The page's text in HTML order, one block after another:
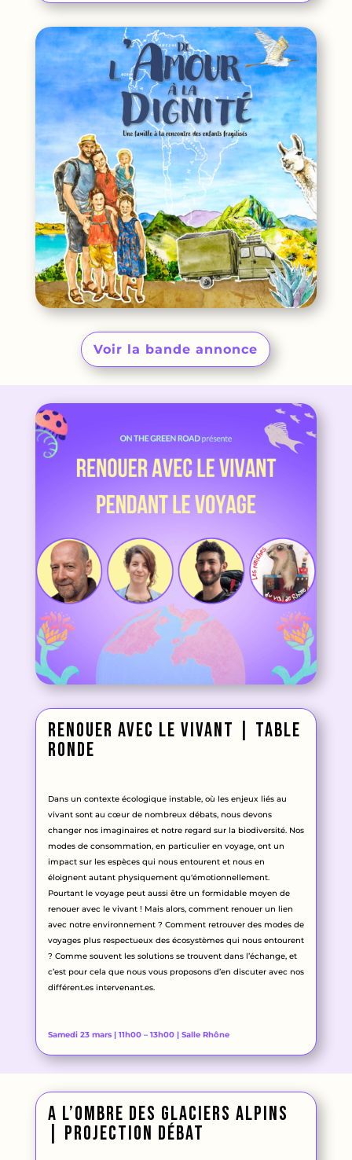
Voir la bande annonce
renouer avec le vivant | table
ronde
Dans un contexte écologique instable, où les enjeux liés au
vivant sont au cœur de nombreux débats, nous devons
changer nos imaginaires et notre regard sur la biodiversité.Nos
modes de consommation, en particulier en voyage, ont un
impact sur les espèces qui nous entourent et nous en
éloignent autant physiquement qu‘émotionnellement.
Pourtant le voyage peut aussi être un formidable moyen de
renouer avec le vivant ! Mais alors, comment renouer un lien
avec notre environnement ? Comment retrouver des modes de
voyages plus respectueux des écosystèmes qui nous entourent
? Comme souvent les solutions se trouvent dans l’échange, et
c’est pour cela que nous vous proposons d’en discuter avec nos
différent.es intervenant.es.
Samedi 23 mars | 11h00 – 13h00 | Salle Rhône
A l’ombre des glaciers alpins
| projection débat